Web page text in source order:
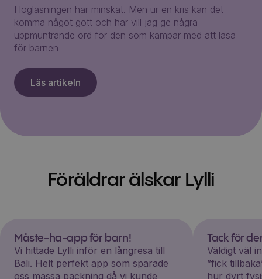
Högläsningen har minskat. Men ur en kris kan det
komma något gott och här vill jag ge några
uppmuntrande ord för den som kämpar med att läsa
för barnen
Läs artikeln
Föräldrar älskar Lylli
Måste-ha-app för barn!
Vi hittade Lylli inför en långresa till
Bali. Helt perfekt app som sparade
oss massa packning då vi kunde
Tack för
Väldigt väl
”fick
hur dyrt